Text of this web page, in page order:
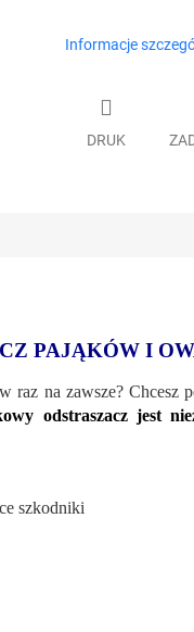
Informacje
DRUK
PAJĄKÓW I
raz na zawsze?
odstraszacz jest
szkodniki